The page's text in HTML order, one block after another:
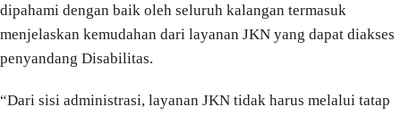
dipahami dengan baik oleh seluruh kalangan termasuk
menjelaskan kemudahan dari layanan JKN yang dapat diakses
penyandang Disabilitas.
“Dari sisi administrasi, layanan JKN tidak harus melalui tatap